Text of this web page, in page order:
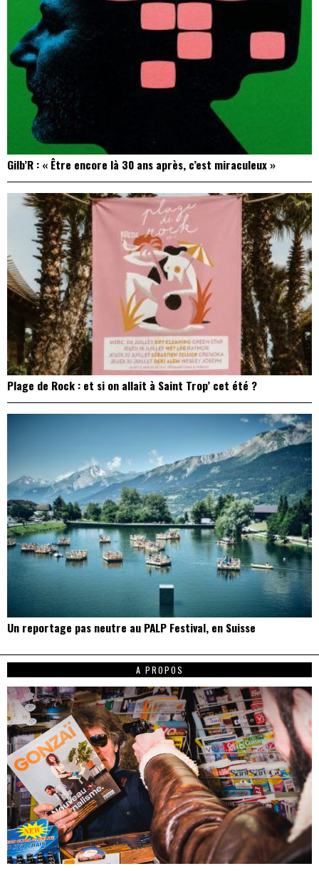
Gilb’R : « Être encore là 30 ans après, c’est miraculeux »
Plage de Rock : et si on allait à Saint Trop’ cet été ?
Un reportage pas neutre au PALP Festival, en Suisse
A PROPOS